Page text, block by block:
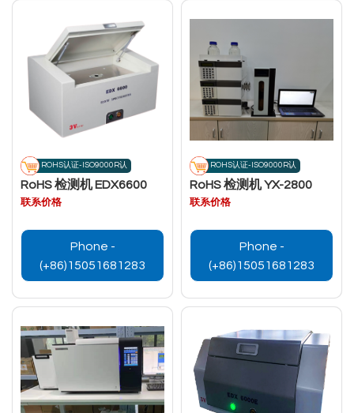
ROHS认证-ISO9000R认
RoHS 检测机 EDX6600
联系价格
Phone -
(+86)15051681283
ROHS认证-ISO9000R认
RoHS 检测机 YX-2800
联系价格
Phone -
(+86)15051681283